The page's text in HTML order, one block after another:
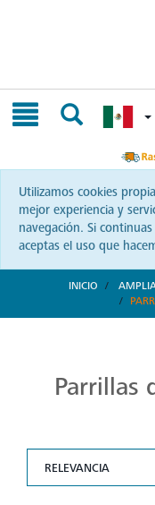
Utilizamos cookies
mejor experiencia y
navegación. Si
aceptas el uso que
INICIO
Parrillas